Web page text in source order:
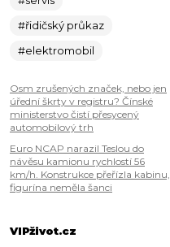
#řidičský průkaz
#elektromobil
Osm zrušených značek, nebo jen
úřední škrty v registru? Čínské
ministerstvo čistí přesycený
automobilový trh
Euro NCAP narazil Teslou do
návěsu kamionu rychlostí 56
km/h. Konstrukce přeřízla kabinu,
figurína neměla šanci
VIPživot.cz